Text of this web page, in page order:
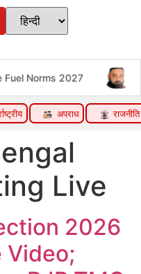
Norms 2027
अपराध राजनीति
Live
2026
Video;